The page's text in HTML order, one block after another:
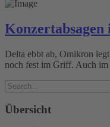
Delta ebbt ab, Omikron
noch fest im Griff. Auch im
Übersicht